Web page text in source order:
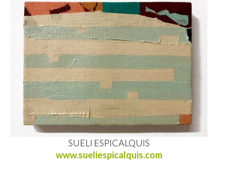
SUELI ESPICALQUIS
www.sueliespicalquis.com